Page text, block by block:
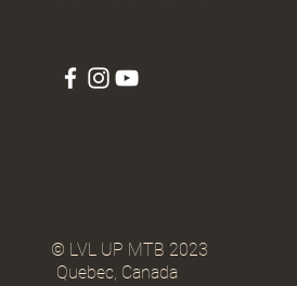
© LVL UP MTB 2023
Quebec, Canada